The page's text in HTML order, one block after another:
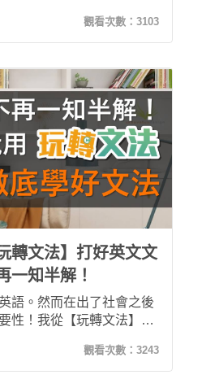
！原來文法真的可以不用
中成績進步，也讓我有更
來上課！
觀看次數： 3103
轉文法】打好英文文
一知半解！
語。然而在出了社會之後
性！我從【玩轉文法】開
易懂的講解讓我重新學會
！「克服惰性」及「不受
觀看次數： 3243